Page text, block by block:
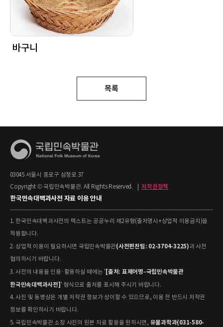
바구니
목록
03045 서울시 종로구 삼청로 37
Copyright © 국립민속박물관. All Rights Reserved.
저작권정책
한국민속대백과사전 자료 이용 안내
1. 한국민속대백과사전의 텍스트는 공공누리 제2유형(출처명시+상업적 이용금지)을
적용합니다.
2. 상업적 이용이 필요하시면 국립민속박물관(사전편찬팀: 02-3704-3225)과 사전
협의하시기 바랍니다.
3. 사전의 내용을 인용·활용하실 때에는 ' [출처: 표제어명–국립민속박물관
한국민속대백과사전] ' 형식으로 출처를 표시해 주시기 바랍니다.
4. 사진 및 동영상은 개별 저작권 정보가 상이할 수 있으므로, 이용 전 반드시 저작권
정보를 확인하시기 바랍니다.
5. 국립민속박물관 소장 사진의 원본 자료 활용을 원하시면, 유물과학과(031-580-